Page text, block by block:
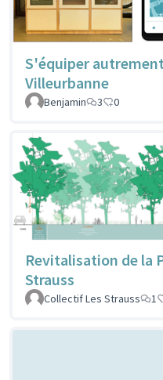
S'équiper
Villeurbanne
Benjamin
3 0
Revitalisation de la
Strauss
Collectif Les Strauss
1